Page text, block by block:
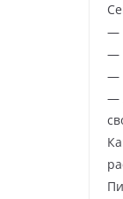
—
—
—
—